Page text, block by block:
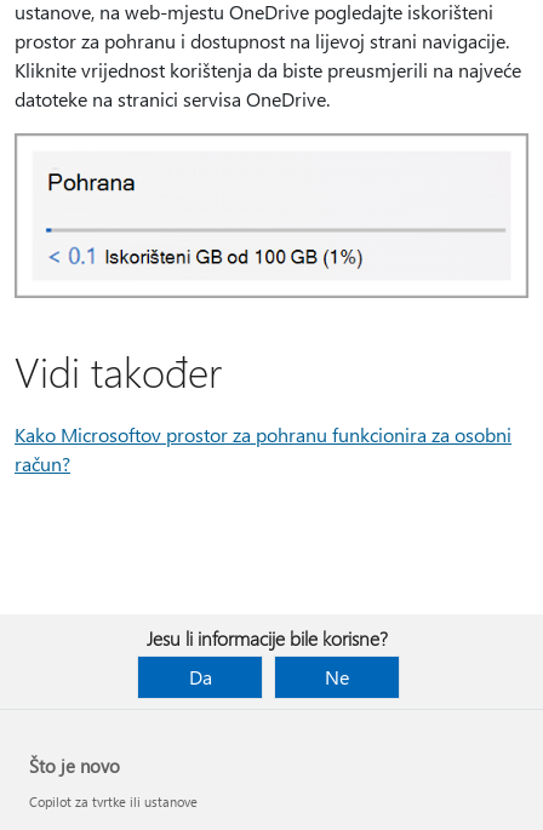
ustanove, na web-mjestu OneDrive pogledajte iskorišteni
prostor za pohranu i dostupnost na lijevoj strani navigacije.
Kliknite vrijednost korištenja da biste preusmjerili na najveće
datoteke na stranici servisa OneDrive.
Vidi također
Kako Microsoftov prostor za pohranu funkcionira za osobni
račun?
Jesu li informacije bile korisne?
Da
Ne
Što je novo
Copilot za tvrtke ili ustanove